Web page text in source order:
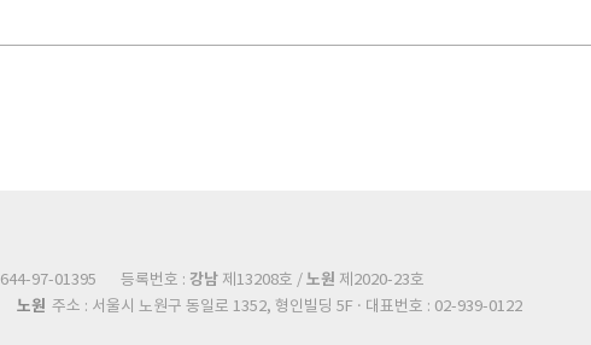
644-97-01395 등록번호 : 강남 제13208호 / 노원 제2020-23호
노원 주소 : 서울시 노원구 동일로 1352, 형인빌딩 5F · 대표번호 : 02-939-0122